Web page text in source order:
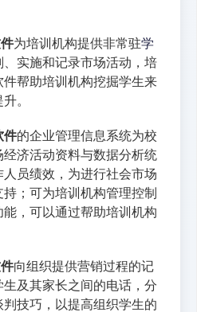
为培训机构提供非常驻学
实施和记录市场活动，培
帮助培训机构挖掘学生来
。
件的企业管理信息系统为校
济活动资料与数据分析统
员绩效，为进行社会市场
；可为培训机构管理控制
，可以通过帮助培训机构
向组织提供营销过程的记
及其家长之间的电话，分
技巧，以提高组织学生的